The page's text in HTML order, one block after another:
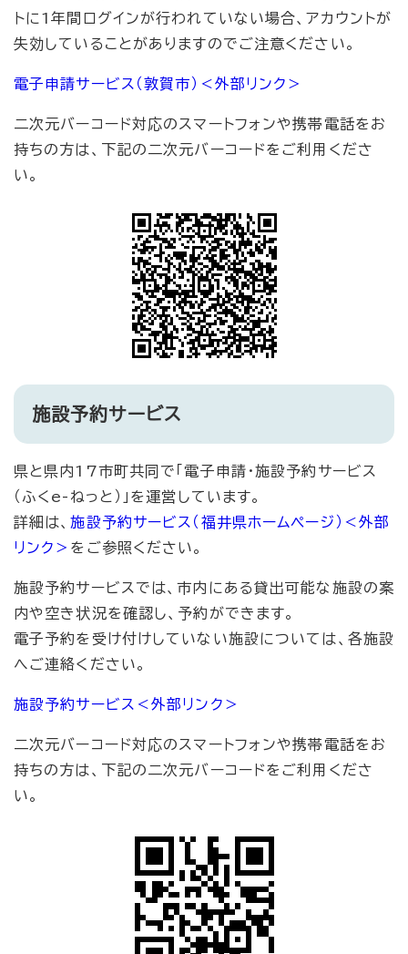
トに1年間ログインが行われていない場合、アカウントが
失効していることがありますのでご注意ください。
電子申請サービス（敦賀市） ＜外部リンク＞
二次元バーコード対応のスマートフォンや携帯電話をお
持ちの方は、下記の二次元バーコードをご利用くださ
い。
施設予約サービス
県と県内17市町共同で「電子申請・施設予約サービス
（ふくe-ねっと）」を運営しています。
詳細は、施設予約サービス（福井県ホームページ） ＜外部
リンク＞ をご参照ください。
施設予約サービスでは、市内にある貸出可能な施設の案
内や空き状況を確認し、予約ができます。
電子予約を受け付けしていない施設については、各施設
へご連絡ください。
施設予約サービス ＜外部リンク＞
二次元バーコード対応のスマートフォンや携帯電話をお
持ちの方は、下記の二次元バーコードをご利用くださ
い。